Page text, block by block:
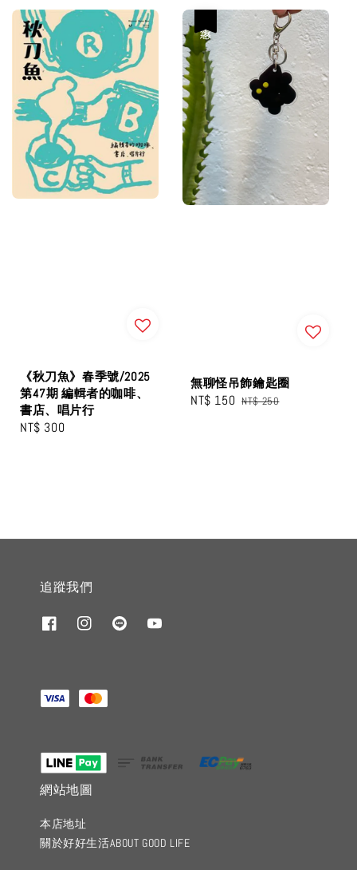
《秋刀魚》春季號/2025
第47期 編輯者的咖啡、
書店、唱片行
Regular
NT$ 300
無聊怪吊飾鑰匙圈
Sale
NT$ 150 Regular
NT$ 250
追蹤我們
網站地圖
本店地址
關於好好生活ABOUT GOOD LIFE